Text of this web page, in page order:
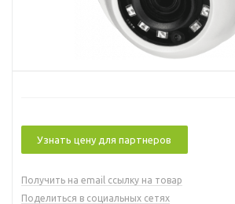
Узнать цену для партнеров
Получить на email ссылку на товар
Поделиться в социальных сетях